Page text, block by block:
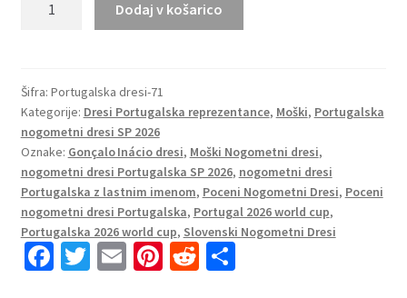
Gonçalo Inácio
#14
Portugalska
Domači
SP
2026
količina
Dodaj v košarico
Šifra: Portugalska dresi-71
Kategorije: Dresi Portugalska reprezentance, Moški, Portugalska
nogometni dresi SP 2026
Oznake: Gonçalo Inácio dresi, Moški Nogometni dresi,
nogometni dresi Portugalska SP 2026, nogometni dresi
Portugalska z lastnim imenom, Poceni Nogometni Dresi, Poceni
nogometni dresi Portugalska, Portugal 2026 world cup,
Portugalska 2026 world cup, Slovenski Nogometni Dresi
Fa T E Pi R S